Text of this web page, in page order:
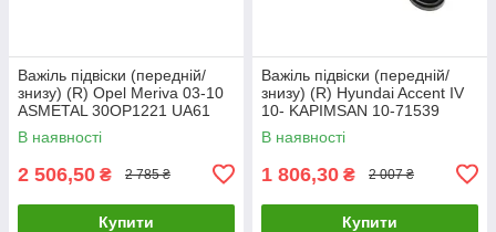
Важіль підвіски (передній/
знизу) (R) Opel Meriva 03-10
ASMETAL 30OP1221 UA61
В наявності
2 506,50 ₴ 2 785 ₴
Купити
Важіль підвіски (передній/
знизу) (R) Hyundai Accent IV
10- KAPIMSAN 10-71539
UA61
В наявності
1 806,30 ₴ 2 007 ₴
Купити